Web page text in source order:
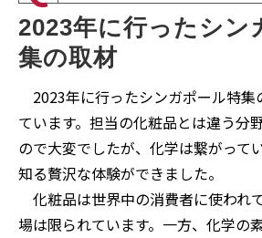
2023年に行ったシン
集の取材
2023年に行ったシンガポール特集
ています。担当の化粧品とは違う分
ので大変でしたが、化学は繋がって
知る贅沢な体験ができました。
化粧品は世界中の消費者に使われ
場は限られています。一方、化学の